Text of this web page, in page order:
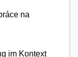
na
im Kontext